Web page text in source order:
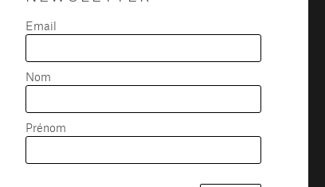
Email
Nom
Prénom